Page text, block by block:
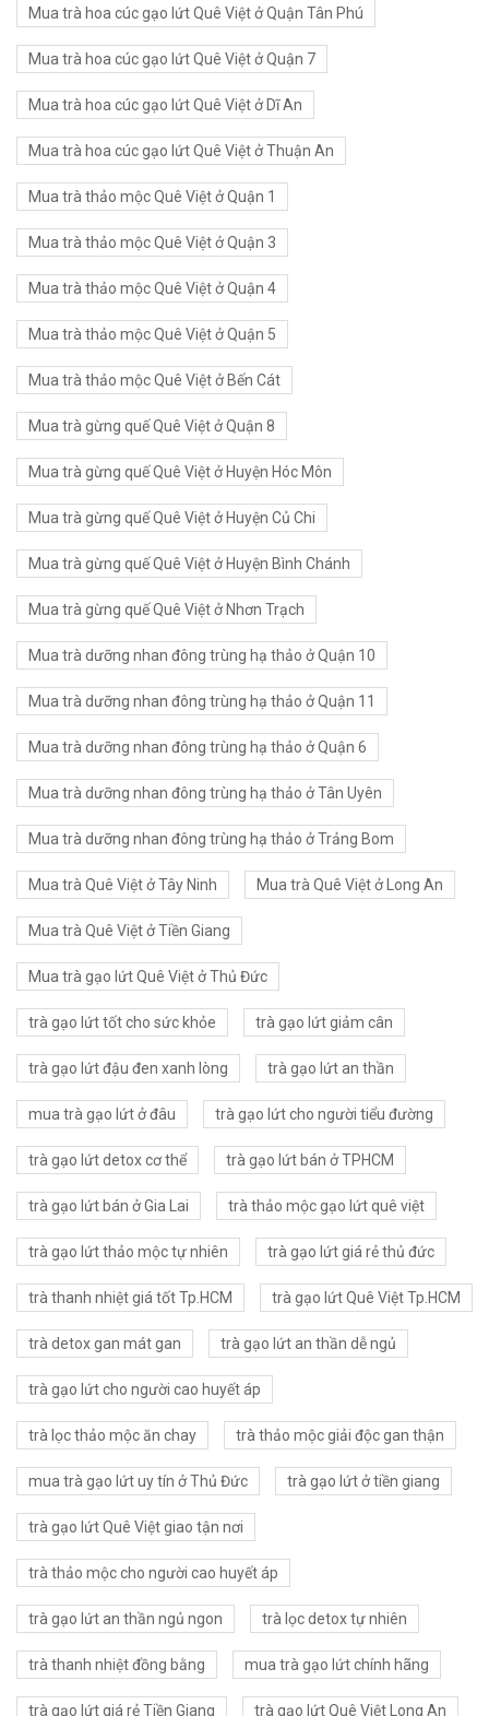
Mua trà hoa cúc gạo lứt Quê Việt ở Quận Tân Phú
Mua trà hoa cúc gạo lứt Quê Việt ở Quận 7
Mua trà hoa cúc gạo lứt Quê Việt ở Dĩ An
Mua trà hoa cúc gạo lứt Quê Việt ở Thuận An
Mua trà thảo mộc Quê Việt ở Quận 1
Mua trà thảo mộc Quê Việt ở Quận 3
Mua trà thảo mộc Quê Việt ở Quận 4
Mua trà thảo mộc Quê Việt ở Quận 5
Mua trà thảo mộc Quê Việt ở Bến Cát
Mua trà gừng quế Quê Việt ở Quận 8
Mua trà gừng quế Quê Việt ở Huyện Hóc Môn
Mua trà gừng quế Quê Việt ở Huyện Củ Chi
Mua trà gừng quế Quê Việt ở Huyện Bình Chánh
Mua trà gừng quế Quê Việt ở Nhơn Trạch
Mua trà dưỡng nhan đông trùng hạ thảo ở Quận 10
Mua trà dưỡng nhan đông trùng hạ thảo ở Quận 11
Mua trà dưỡng nhan đông trùng hạ thảo ở Quận 6
Mua trà dưỡng nhan đông trùng hạ thảo ở Tân Uyên
Mua trà dưỡng nhan đông trùng hạ thảo ở Trảng Bom
Mua trà Quê Việt ở Tây Ninh Mua trà Quê Việt ở Long An
Mua trà Quê Việt ở Tiền Giang
Mua trà gạo lứt Quê Việt ở Thủ Đức
trà gạo lứt tốt cho sức khỏe trà gạo lứt giảm cân
trà gạo lứt đậu đen xanh lòng trà gạo lứt an thần
mua trà gạo lứt ở đâu trà gạo lứt cho người tiểu đường
trà gạo lứt detox cơ thể trà gạo lứt bán ở TPHCM
trà gạo lứt bán ở Gia Lai trà thảo mộc gạo lứt quê việt
trà gạo lứt thảo mộc tự nhiên trà gạo lứt giá rẻ thủ đức
trà thanh nhiệt giá tốt Tp.HCM trà gạo lứt Quê Việt Tp.HCM
trà detox gan mát gan trà gạo lứt an thần dễ ngủ
trà gạo lứt cho người cao huyết áp
trà lọc thảo mộc ăn chay trà thảo mộc giải độc gan thận
mua trà gạo lứt uy tín ở Thủ Đức trà gạo lứt ở tiền giang
trà gạo lứt Quê Việt giao tận nơi
trà thảo mộc cho người cao huyết áp
trà gạo lứt an thần ngủ ngon trà lọc detox tự nhiên
trà thanh nhiệt đồng bằng mua trà gạo lứt chính hãng
trà gạo lứt giá rẻ Tiền Giang trà gạo lứt Quê Việt Long An